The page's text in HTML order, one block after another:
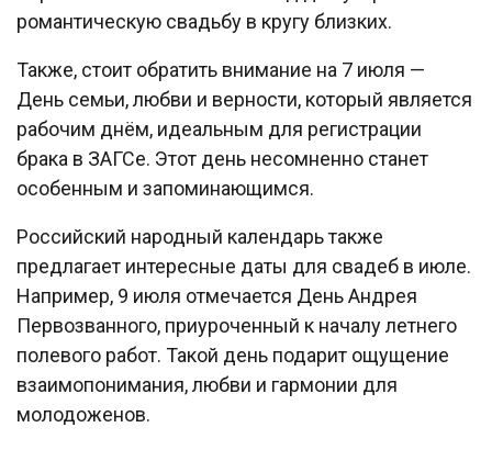
романтическую свадьбу в кругу близких.
Также, стоит обратить внимание на 7 июля —
День семьи, любви и верности, который является
рабочим днём, идеальным для регистрации
брака в ЗАГСе. Этот день несомненно станет
особенным и запоминающимся.
Российский народный календарь также
предлагает интересные даты для свадеб в июле.
Например, 9 июля отмечается День Андрея
Первозванного, приуроченный к началу летнего
полевого работ. Такой день подарит ощущение
взаимопонимания, любви и гармонии для
молодоженов.